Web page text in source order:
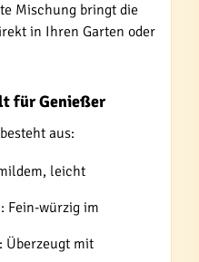
Mischung bringt die
in Ihren Garten oder
für Genießer
aus:
leicht
: Fein-würzig im
: Überzeugt mit